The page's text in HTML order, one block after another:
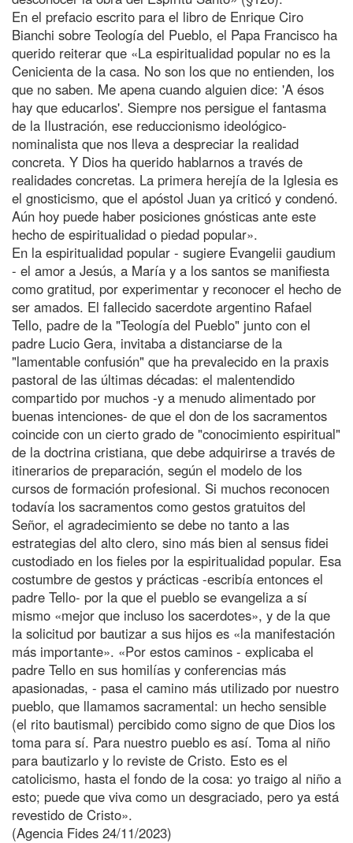
En el prefacio escrito para el libro de Enrique Ciro
Bianchi sobre Teología del Pueblo, el Papa Francisco ha
querido reiterar que «La espiritualidad popular no es la
Cenicienta de la casa. No son los que no entienden, los
que no saben. Me apena cuando alguien dice: 'A ésos
hay que educarlos'. Siempre nos persigue el fantasma
de la Ilustración, ese reduccionismo ideológico-
nominalista que nos lleva a despreciar la realidad
concreta. Y Dios ha querido hablarnos a través de
realidades concretas. La primera herejía de la Iglesia es
el gnosticismo, que el apóstol Juan ya criticó y condenó.
Aún hoy puede haber posiciones gnósticas ante este
hecho de espiritualidad o piedad popular».
En la espiritualidad popular - sugiere Evangelii gaudium
- el amor a Jesús, a María y a los santos se manifiesta
como gratitud, por experimentar y reconocer el hecho de
ser amados. El fallecido sacerdote argentino Rafael
Tello, padre de la "Teología del Pueblo" junto con el
padre Lucio Gera, invitaba a distanciarse de la
"lamentable confusión" que ha prevalecido en la praxis
pastoral de las últimas décadas: el malentendido
compartido por muchos -y a menudo alimentado por
buenas intenciones- de que el don de los sacramentos
coincide con un cierto grado de "conocimiento espiritual"
de la doctrina cristiana, que debe adquirirse a través de
itinerarios de preparación, según el modelo de los
cursos de formación profesional. Si muchos reconocen
todavía los sacramentos como gestos gratuitos del
Señor, el agradecimiento se debe no tanto a las
estrategias del alto clero, sino más bien al sensus fidei
custodiado en los fieles por la espiritualidad popular. Esa
costumbre de gestos y prácticas -escribía entonces el
padre Tello- por la que el pueblo se evangeliza a sí
mismo «mejor que incluso los sacerdotes», y de la que
la solicitud por bautizar a sus hijos es «la manifestación
más importante». «Por estos caminos - explicaba el
padre Tello en sus homilías y conferencias más
apasionadas, - pasa el camino más utilizado por nuestro
pueblo, que llamamos sacramental: un hecho sensible
(el rito bautismal) percibido como signo de que Dios los
toma para sí. Para nuestro pueblo es así. Toma al niño
para bautizarlo y lo reviste de Cristo. Esto es el
catolicismo, hasta el fondo de la cosa: yo traigo al niño a
esto; puede que viva como un desgraciado, pero ya está
revestido de Cristo».
(Agencia Fides 24/11/2023)